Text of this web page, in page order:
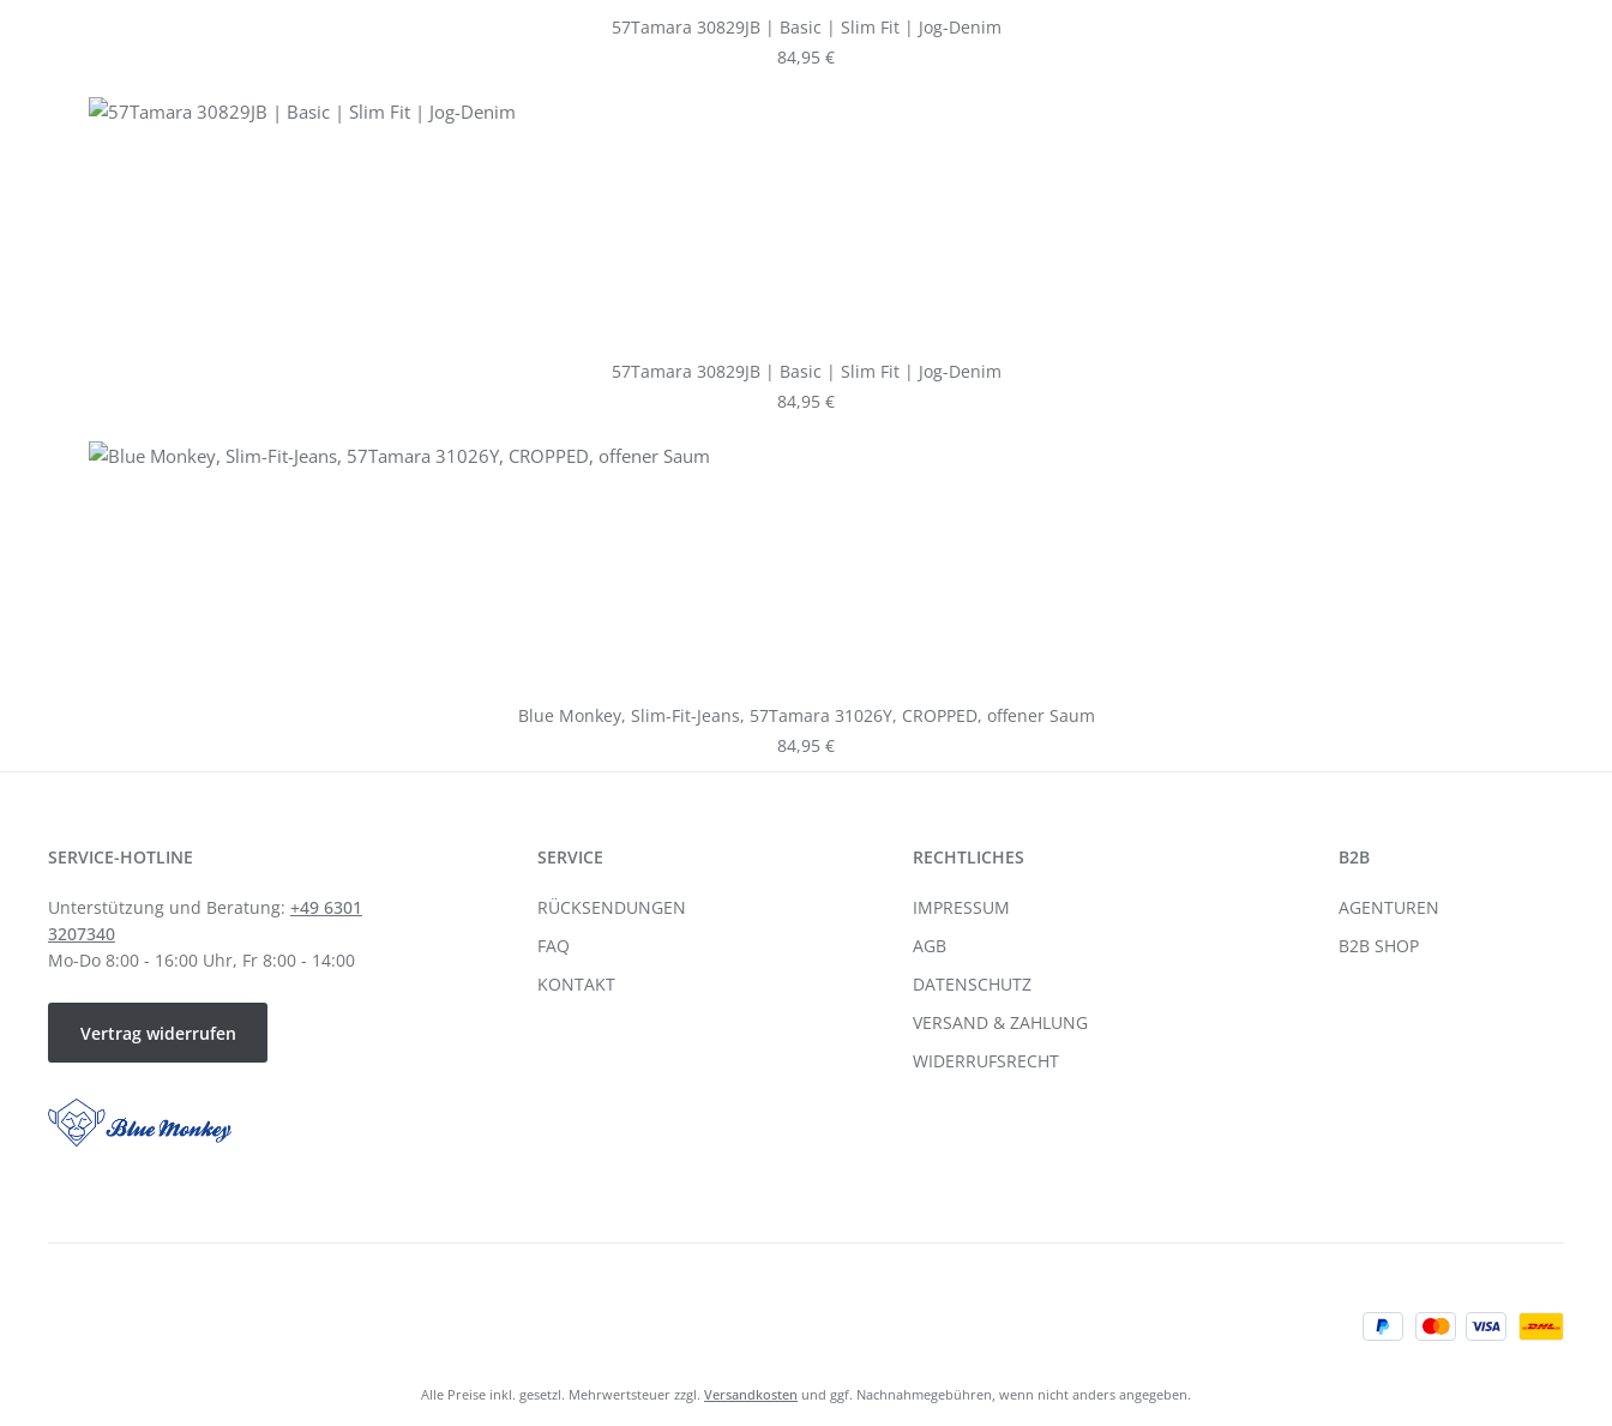
57Tamara 30829JB | Basic | Slim Fit | Jog-Denim
Regulärer Preis:
84,95 €
57Tamara 30829JB | Basic | Slim Fit | Jog-Denim
Regulärer Preis:
84,95 €
Blue Monkey, Slim-Fit-Jeans, 57Tamara 31026Y, CROPPED, offener Saum
Regulärer Preis:
84,95 €
SERVICE-HOTLINE
Unterstützung und Beratung: +49 6301
3207340
Mo-Do 8:00 - 16:00 Uhr, Fr 8:00 - 14:00
Vertrag widerrufen
SERVICE
RÜCKSENDUNGEN
FAQ
KONTAKT
RECHTLICHES
IMPRESSUM
AGB
DATENSCHUTZ
VERSAND & ZAHLUNG
WIDERRUFSRECHT
B2B
AGENTUREN
B2B SHOP
Alle Preise inkl. gesetzl. Mehrwertsteuer zzgl. Versandkosten und ggf. Nachnahmegebühren, wenn nicht anders angegeben.